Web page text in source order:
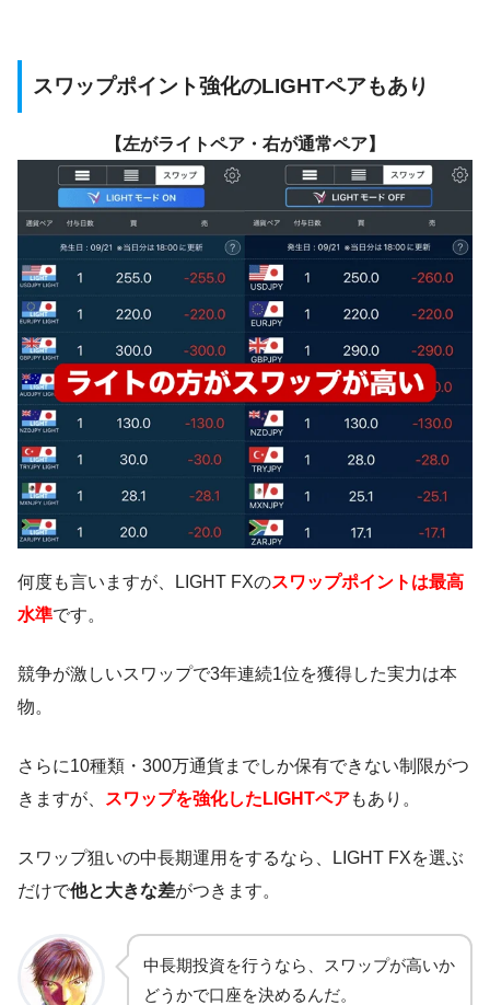
スワップポイント強化のLIGHTペアもあり
【左がライトペア ・右が通常ペア】
何度も言いますが、LIGHT FXのスワップポイントは最高
水準です。
競争が激しいスワップで3年連続1位を獲得した実力は本
物。
さらに10種類・300万通貨までしか保有できない制限がつ
きますが、
スワップを強化したLIGHTペアもあり。
スワップ狙いの中長期運用をするなら、LIGHT FXを選ぶ
だけで他と大きな差がつきます。
中長期投資を行うなら、スワップが高いか
どうかで口座を決めるんだ。